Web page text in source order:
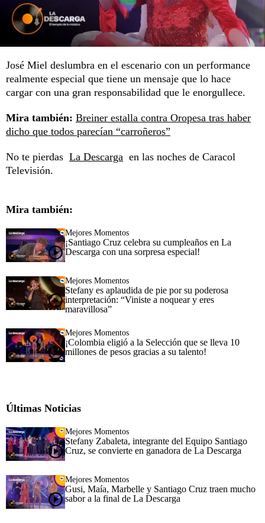
José Miel deslumbra en el escenario con un performance
realmente especial que tiene un mensaje que lo hace
cargar con una gran responsabilidad que le enorgullece.
Mira también: Breiner estalla contra Oropesa tras haber
dicho que todos parecían “carroñeros”
No te pierdas La Descarga en las noches de Caracol
Televisión.
Mira también:
Mejores Momentos
¡Santiago Cruz celebra su cumpleaños en La
Descarga con una sorpresa especial!
Mejores Momentos
Stefany es aplaudida de pie por su poderosa
interpretación: “Viniste a noquear y eres
maravillosa”
Mejores Momentos
¡Colombia eligió a la Selección que se lleva 10
millones de pesos gracias a su talento!
Últimas Noticias
Mejores Momentos
Stefany Zabaleta, integrante del Equipo Santiago
Cruz, se convierte en ganadora de La Descarga
Mejores Momentos
Gusi, Maía, Marbelle y Santiago Cruz traen mucho
sabor a la final de La Descarga